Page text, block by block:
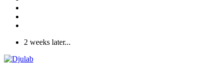
2 weeks later...